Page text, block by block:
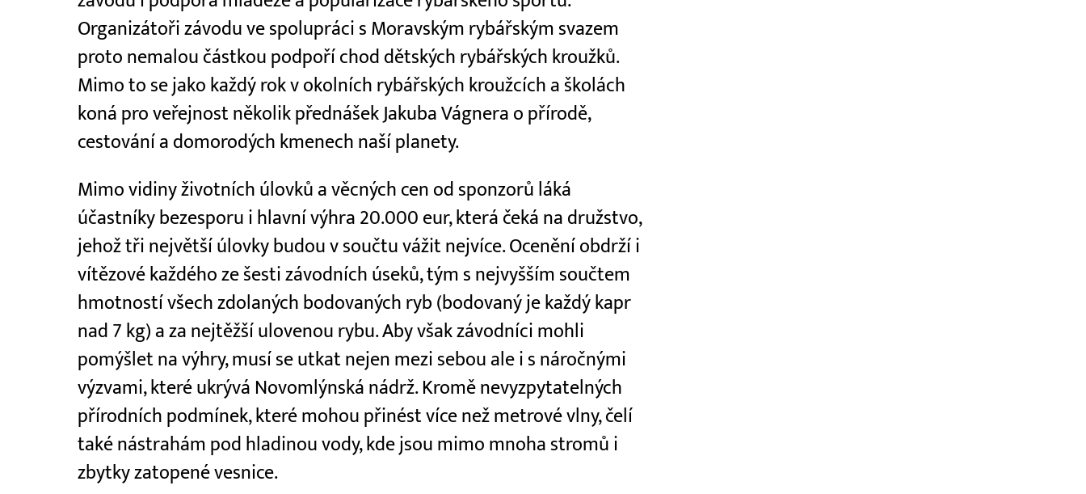
Organizátoři závodu ve spolupráci s Moravským rybářským svazem
proto nemalou částkou podpoří chod dětských rybářských kroužků.
Mimo to se jako každý rok v okolních rybářských kroužcích a školách
koná pro veřejnost několik přednášek Jakuba Vágnera o přírodě,
cestování a domorodých kmenech naší planety.
Mimo vidiny životních úlovků a věcných cen od sponzorů láká
účastníky bezesporu i hlavní výhra 20.000 eur, která čeká na družstvo,
jehož tři největší úlovky budou v součtu vážit nejvíce. Ocenění obdrží i
vítězové každého ze šesti závodních úseků, tým s nejvyšším součtem
hmotností všech zdolaných bodovaných ryb (bodovaný je každý kapr
nad 7 kg) a za nejtěžší ulovenou rybu. Aby však závodníci mohli
pomýšlet na výhry, musí se utkat nejen mezi sebou ale i s náročnými
výzvami, které ukrývá Novomlýnská nádrž. Kromě nevyzpytatelných
přírodních podmínek, které mohou přinést více než metrové vlny, čelí
také nástrahám pod hladinou vody, kde jsou mimo mnoha stromů i
zbytky zatopené vesnice.